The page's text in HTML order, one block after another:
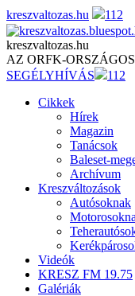
Skip
to
content
kreszvaltozas.hu 112
kreszvaltozas.hu
AZ ORFK-
SEGÉLYHÍVÁS
112
Cikkek
Hírek
Magazin
Tanácsok
Baleset-
Archívum
Kreszváltozások
Autósoknak
Videók
KRESZ FM 19.75
Galériák